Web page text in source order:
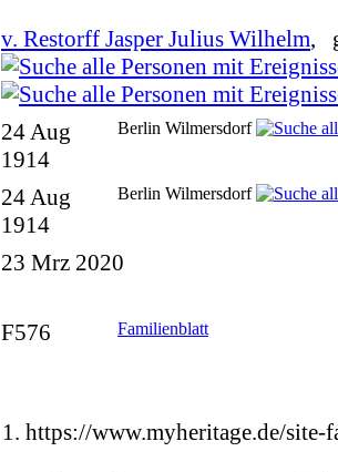
v. Restorff Jasper Julius Wilhelm,
24 Aug
1914
Berlin Wilmersdorf
24 Aug
1914
Berlin Wilmersdorf
23 Mrz 2020
F576 Familienblatt
https://www.myheritage.de/